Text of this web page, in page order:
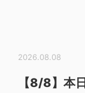
2026.08.08
【8/8】本